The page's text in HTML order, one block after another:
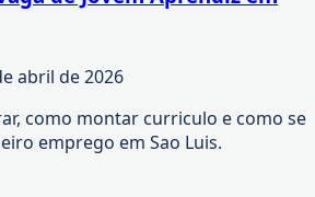
abril de 2026
como montar curriculo e como se
emprego em Sao Luis.